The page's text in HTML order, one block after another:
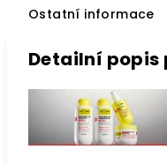
Ostatní informace
Detailní popis